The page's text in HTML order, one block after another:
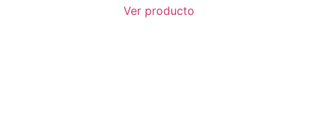
Ver producto